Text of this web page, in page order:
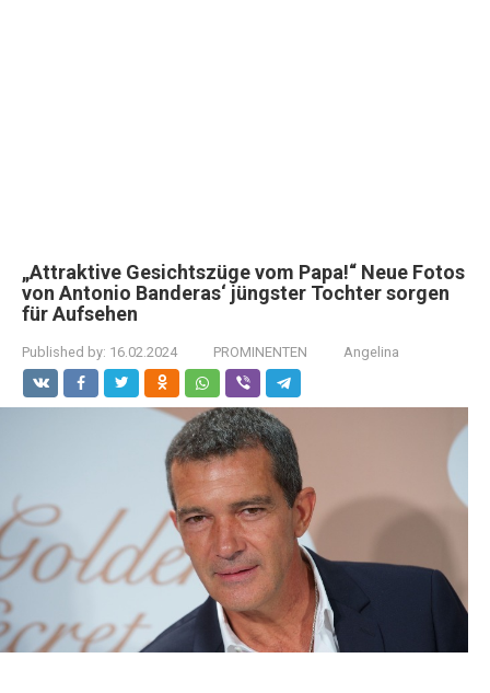
„Attraktive Gesichtszüge vom Papa!“ Neue Fotos
von Antonio Banderas‘ jüngster Tochter sorgen
für Aufsehen
Published by: 16.02.2024 PROMINENTEN Angelina